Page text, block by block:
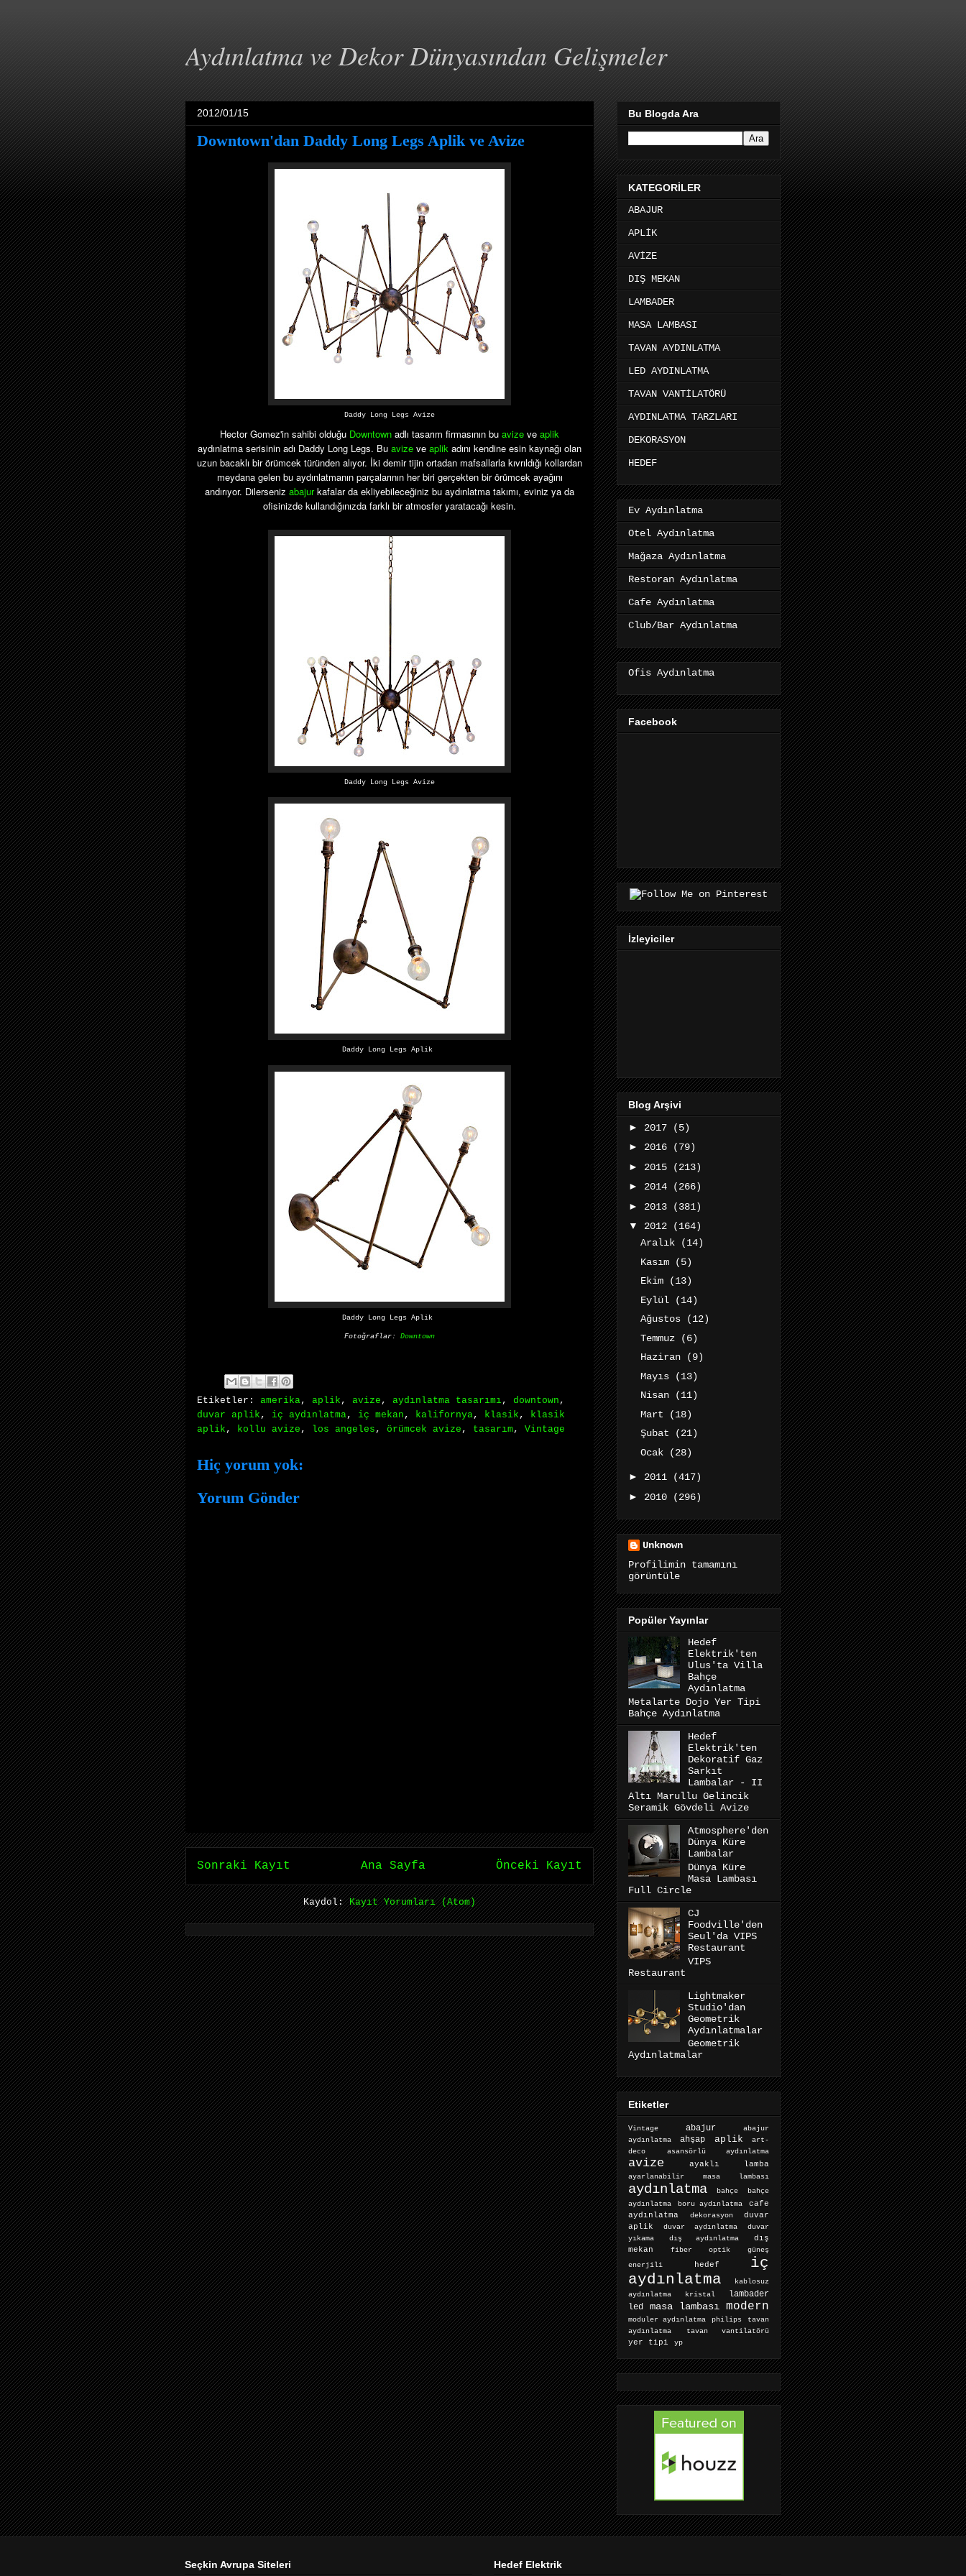
Aydınlatma ve Dekor Dünyasından Gelişmeler
2012/01/15
Downtown'dan Daddy Long Legs Aplik ve Avize
Daddy Long Legs Avize
Hector Gomez'in sahibi olduğu Downtown adlı tasarım firmasının bu avize ve aplik
aydınlatma serisinin adı Daddy Long Legs. Bu avize ve aplik adını kendine esin kaynağı olan
uzun bacaklı bir örümcek türünden alıyor. İki demir tijin ortadan mafsallarla kıvrıldığı kollardan
meydana gelen bu aydınlatmanın parçalarının her biri gerçekten bir örümcek ayağını
andırıyor. Dilerseniz abajurkafalar da ekliyebileceğiniz bu aydınlatma takımı, eviniz ya da
ofisinizde kullandığınızda farklı bir atmosfer yaratacağı kesin.
Daddy Long Legs Avize
Daddy Long Legs Aplik
Daddy Long Legs Aplik
Fotoğraflar: Downtown
Etiketler: amerika, aplik , avize , aydınlatma tasarımı, downtown ,
duvar aplik , iç aydınlatma, iç mekan , kalifornya, klasik , klasik
aplik , kollu avize , los angeles , örümcek avize , tasarım, Vintage
Hiç yorum yok:
Yorum Gönder
Sonraki Kayıt Önceki Kayıt
Ana Sayfa
Kaydol:Kayıt Yorumları (Atom)
Bu Blogda Ara
KATEGORİLER
ABAJUR
APLİK
AVİZE
DIŞ MEKAN
LAMBADER
MASA LAMBASI
TAVAN AYDINLATMA
LED AYDINLATMA
TAVAN VANTİLATÖRÜ
AYDINLATMA TARZLARI
DEKORASYON
HEDEF
Ev Aydınlatma
Otel Aydınlatma
Mağaza Aydınlatma
Restoran Aydınlatma
Cafe Aydınlatma
Club/Bar Aydınlatma
Ofis Aydınlatma
Facebook
İzleyiciler
Blog Arşivi
► 2017
(5)
► 2016
(79)
► 2015
(213)
► 2014
(266)
► 2013
(381)
▼ 2012
(164)
Aralık
(14)
Kasım
(5)
Ekim
(13)
Eylül
(14)
Ağustos
(12)
Temmuz
(6)
Haziran
(9)
Mayıs
(13)
Nisan
(11)
Mart
(18)
Şubat
(21)
Ocak
(28)
► 2011
(417)
► 2010 (296)
Unknown
Profilimin tamamını
görüntüle
Popüler Yayınlar
Hedef
Elektrik'ten
Ulus'ta Villa
Bahçe
Aydınlatma
Metalarte Dojo Yer Tipi
Bahçe Aydınlatma
Hedef
Elektrik'ten
Dekoratif Gaz
Sarkıt
Lambalar - II
Altı Marullu Gelincik
Seramik Gövdeli Avize
Atmosphere'den
Dünya Küre
Lambalar
Dünya Küre
Masa Lambası
Full Circle
CJ
Foodville'den
Seul'da VIPS
Restaurant
VIPS
Restaurant
Lightmaker
Studio'dan
Geometrik
Aydınlatmalar
Geometrik
Aydınlatmalar
Etiketler
Vintage abajur
abajur
aydınlatma
ahşap aplik
art-
deco
asansörlü aydınlatma
avize ayaklı lamba
ayarlanabilir masa lambası
aydınlatma bahçe
bahçe
aydınlatma
boru aydınlatma
cafe
aydınlatma
dekorasyon
duvar
aplik
duvar aydınlatma
duvar
yıkama
dış aydınlatma
dış
mekan
fiber optik
güneş
enerjili
hedef
iç
aydınlatma
kablosuz
aydınlatma
kristal lambader
led masa lambası modern
moduler aydınlatma philips
tavan
aydınlatma
tavan vantilatörü
yer tipi yp
Seçkin Avrupa Siteleri Hedef Elektrik